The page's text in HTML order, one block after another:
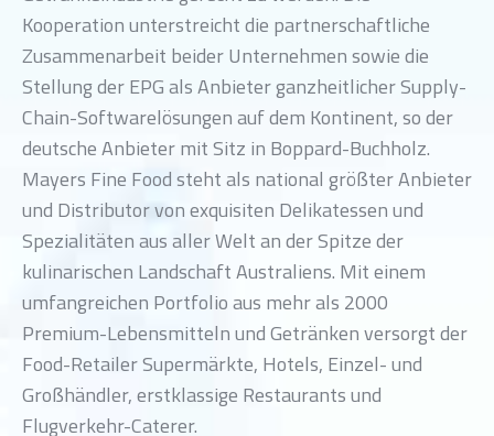
Kooperation unterstreicht die partnerschaftliche
Zusammenarbeit beider Unternehmen sowie die
Stellung der EPG als Anbieter ganzheitlicher Supply-
Chain-Softwarelösungen auf dem Kontinent, so der
deutsche Anbieter mit Sitz in Boppard-Buchholz.
Mayers Fine Food steht als national größter Anbieter
und Distributor von exquisiten Delikatessen und
Spezialitäten aus aller Welt an der Spitze der
kulinarischen Landschaft Australiens. Mit einem
umfangreichen Portfolio aus mehr als 2000
Premium-Lebensmitteln und Getränken versorgt der
Food-Retailer Supermärkte, Hotels, Einzel- und
Großhändler, erstklassige Restaurants und
Flugverkehr-Caterer.